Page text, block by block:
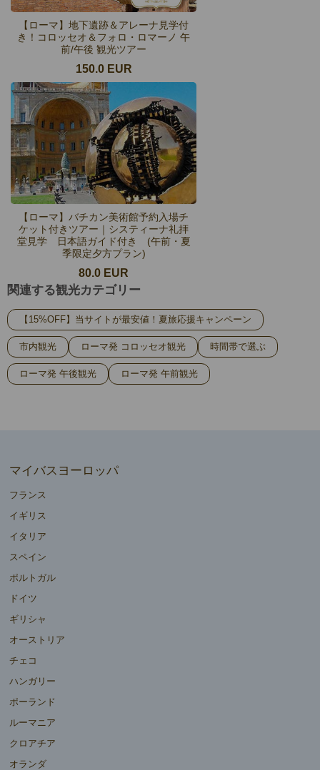
【ローマ】地下遺跡＆アレーナ見学付
き！コロッセオ＆フォロ・ロマーノ 午
前/午後 観光ツアー
150.0 EUR
【ローマ】バチカン美術館予約入場チ
ケット付きツアー｜システィーナ礼拝
堂見学 日本語ガイド付き (午前・夏
季限定夕方プラン)
80.0 EUR
関連する観光カテゴリー
【15%OFF】当サイトが最安値！夏旅応援キャンペーン
市内観光 ローマ発 コロッセオ観光 時間帯で選ぶ
ローマ発 午後観光 ローマ発 午前観光
マイバスヨーロッパ
フランス
イギリス
イタリア
スペイン
ポルトガル
ドイツ
ギリシャ
オーストリア
チェコ
ハンガリー
ポーランド
ルーマニア
クロアチア
オランダ